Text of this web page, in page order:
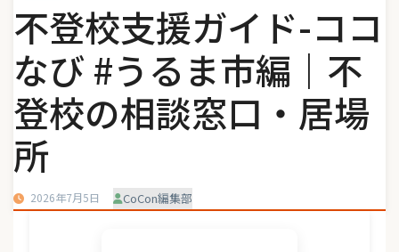
不登校支援ガイド-ココ
なび #うるま市編｜不
登校の相談窓口・居場
所
2026年7月5日 CoCon編集部